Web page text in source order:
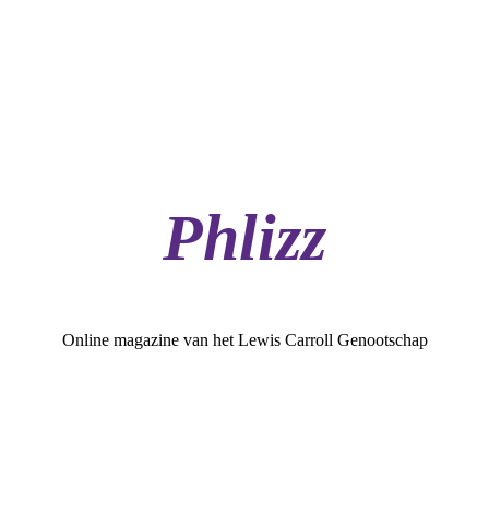
Phlizz
Online magazine van het Lewis Carroll Genootschap